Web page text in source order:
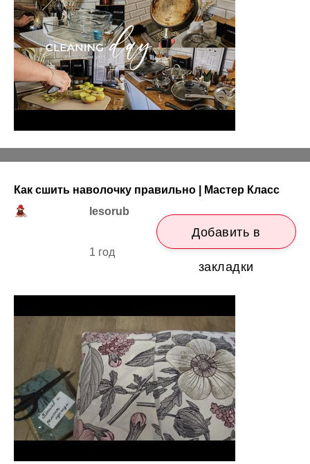
Как сшить наволочку правильно | Мастер Класс
lesorub
1 год
Добавить в
закладки